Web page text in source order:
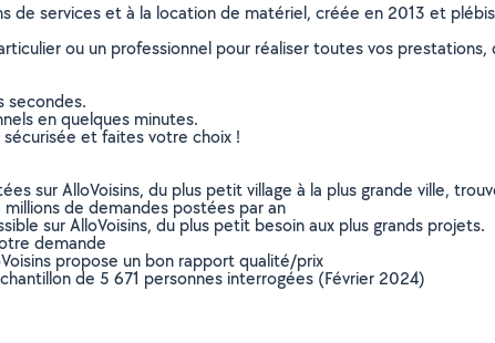
de services et à la location de matériel, créée en 2013 et
ou un professionnel pour réaliser toutes vos
secondes.
en quelques minutes.
et faites votre choix !
sur AlloVoisins, du plus petit village à la plus grande ville,
de demandes postées par an
sur AlloVoisins, du plus petit besoin aux plus grands projets.
demande
propose un bon rapport qualité/prix
de 5 671 personnes interrogées (Février 2024)